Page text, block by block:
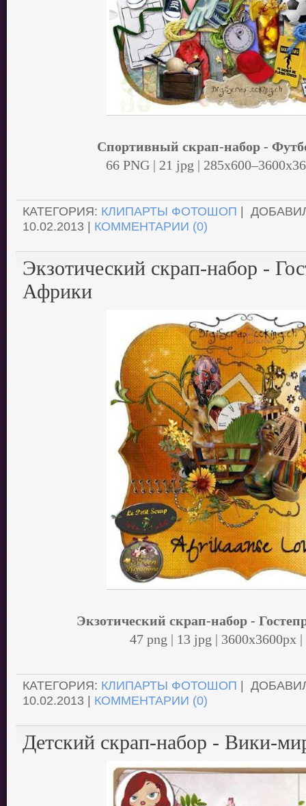
Спортивный скрап-набор -
66 PNG | 21 jpg |
КАТЕГОРИЯ: КЛИПАРТЫ ФОТОШОП |
10.02.2013 | КОММЕНТАРИИ (0)
Экзотический скрап-набор -
Африки
Экзотический скрап-набор -
47 png | 13 jpg | 3600x3600px
КАТЕГОРИЯ: КЛИПАРТЫ ФОТОШОП |
10.02.2013 | КОММЕНТАРИИ (0)
Детский скрап-набор - Вики-